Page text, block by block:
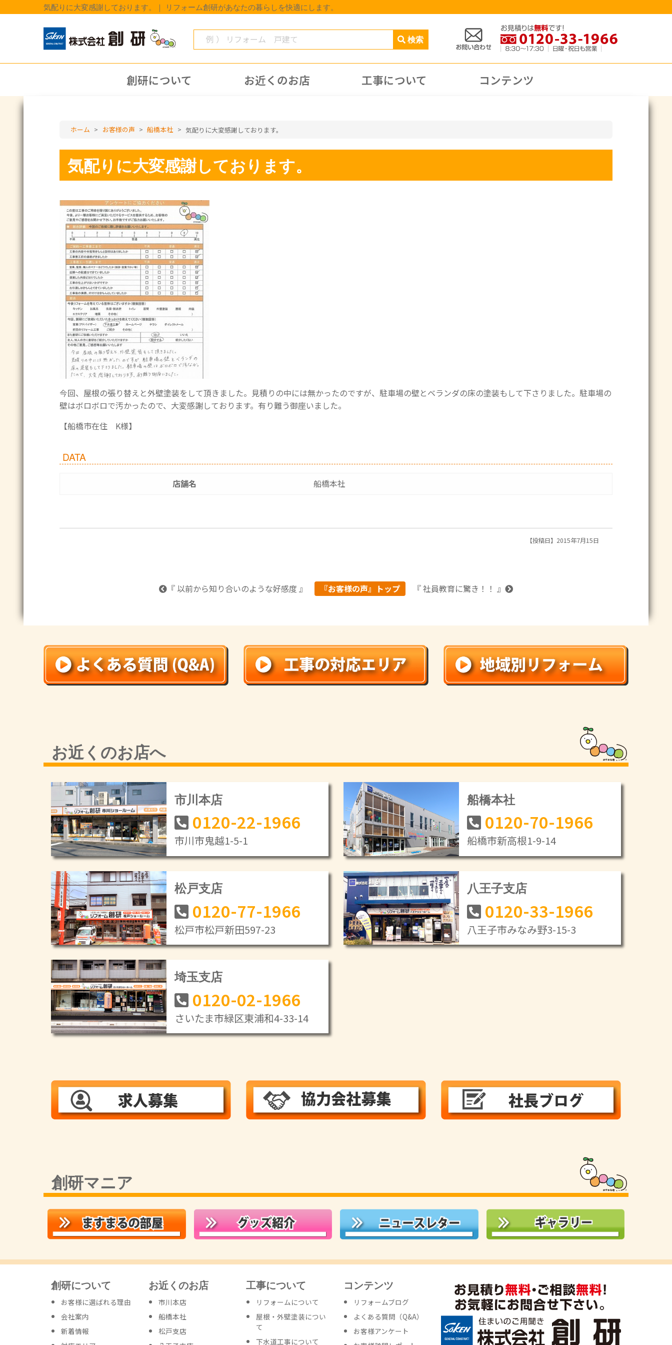
気配りに大変感謝しております。｜ リフォーム創研があなたの暮らしを快適にします。
創研について お近くのお店 工事について コンテンツ
ホーム > お客様の声 > 船橋本社 > 気配りに大変感謝しております。
気配りに大変感謝しております。
今回、屋根の張り替えと外壁塗装をして頂きました。見積りの中には無かったのですが、駐車場の壁とベランダの床の塗装もして下さりました。駐車場の
壁はボロボロで汚かったので、大変感謝しております。有り難う御座いました。
【船橋市在住 K様】
DATA
店舗名 船橋本社
【投稿日】2015年7月15日
『 以前から知り合いのような好感度 』 『お客様の声』トップ 『 社員教育に驚き！！ 』
お近くのお店へ
市川本店
0120-22-1966
市川市鬼越1-5-1
船橋本社
0120-70-1966
船橋市新高根1-9-14
松戸支店
0120-77-1966
松戸市松戸新田597-23
八王子支店
0120-33-1966
八王子市みなみ野3-15-3
埼玉支店
0120-02-1966
さいたま市緑区東浦和4-33-14
創研マニア
創研について
お客様に選ばれる理由
会社案内
新着情報
お近くのお店
市川本店
船橋本社
松戸支店
工事について
リフォームについて
屋根・外壁塗装につい
て
下水道工事について
コンテンツ
リフォームブログ
よくある質問（Q&A）
お客様アンケート